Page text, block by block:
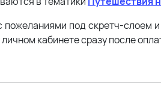
под скретч-слоем
кабинете сразу после